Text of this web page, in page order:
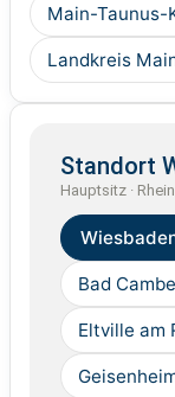
Main-Taunus-
Landkreis
Standort
Hauptsitz ·
Bad
Eltville am